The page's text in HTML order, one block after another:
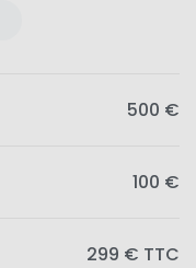
500 €
100 €
299 € TTC